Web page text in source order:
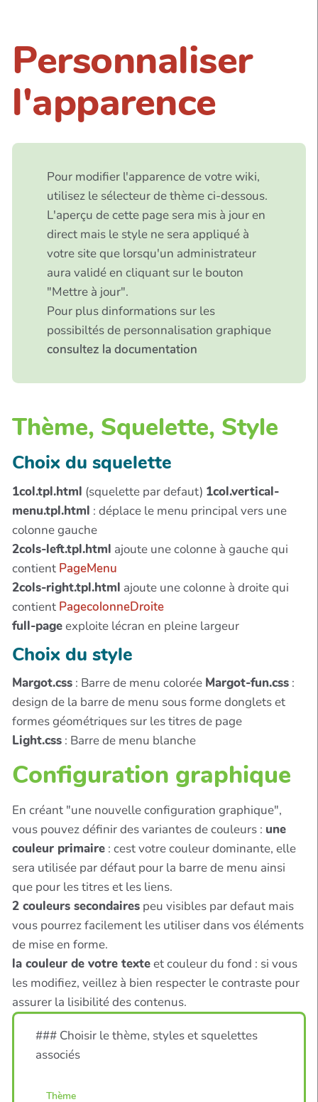
Personnaliser
l'apparence
Pour modifier l'apparence de votre wiki,
utilisez le sélecteur de thème ci-dessous.
L'aperçu de cette page sera mis à jour en
direct mais le style ne sera appliqué à
votre site que lorsqu'un administrateur
aura validé en cliquant sur le bouton
"Mettre à jour".
Pour plus dinformations sur les
possibiltés de personnalisation graphique
consultez la documentation
Thème, Squelette, Style
Choix du squelette
1col.tpl.html (squelette par defaut) 1col.vertical-
menu.tpl.html : déplace le menu principal vers une
colonne gauche
2cols-left.tpl.html ajoute une colonne à gauche qui
contient PageMenu
2cols-right.tpl.html ajoute une colonne à droite qui
contient PagecolonneDroite
full-pageexploite lécran en pleine largeur
Choix du style
Margot.css : Barre de menu colorée Margot-fun.css :
design de la barre de menu sous forme donglets et
formes géométriques sur les titres de page
Light.css : Barre de menu blanche
Configuration graphique
En créant "une nouvelle configuration graphique",
vous pouvez définir des variantes de couleurs : une
couleur primaire : cest votre couleur dominante, elle
sera utilisée par défaut pour la barre de menu ainsi
que pour les titres et les liens.
2 couleurs secondaires peu visibles par defaut mais
vous pourrez facilement les utiliser dans vos éléments
de mise en forme.
la couleur de votre texteet couleur du fond : si vous
les modifiez, veillez à bien respecter le contraste pour
assurer la lisibilité des contenus.
### Choisir le thème, styles et squelettes
associés
Thème